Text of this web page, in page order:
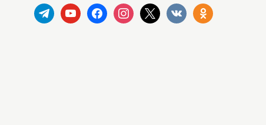
telegramyoutubefacebookinstagram
x vkontakteodnoklassniki